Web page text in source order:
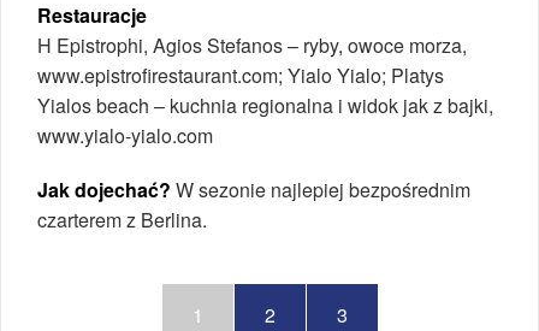
Restauracje
H Epistrophi, Agios Stefanos – ryby, owoce morza,
www.epistrofirestaurant.com; Yialo Yialo; Platys
Yialos beach – kuchnia regionalna i widok jak z bajki,
www.yialo-yialo.com
Jak dojechać? W sezonie najlepiej bezpośrednim
czarterem z Berlina.
1 2 3